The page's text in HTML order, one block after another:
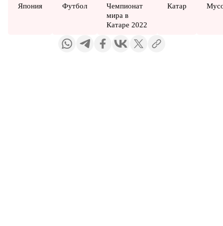
Япония Футбол
Чемпионат
мира в
Катаре 2022
Катар